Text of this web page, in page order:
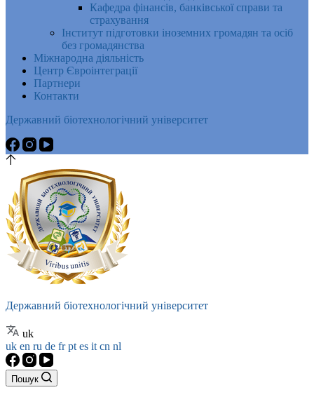
Кафедра фінансів, банківської справи та
страхування
Інститут підготовки іноземних громадян та осіб
без громадянства
Міжнародна діяльність
Центр Євроінтеграції
Партнери
Контакти
Державний біотехнологічний університет
Державний біотехнологічний університет
uk
uk en ru de frpt es it cn nl
Пошук